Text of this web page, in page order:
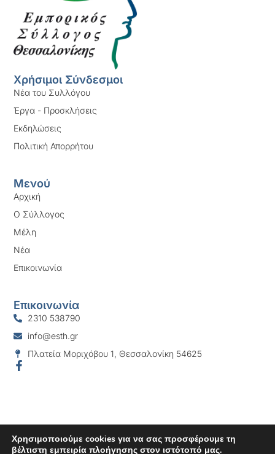
Μενού
Αρχική
Ο Σύλλογος
Μέλη
Νέα
Επικοινωνία
Χρήσιμοι Σύνδεσμοι
Νέα του Συλλόγου
Έργα - Προσκλήσεις
Εκδηλώσεις
Πολιτική Απορρήτου
Επικοινωνία
2310 538790
info@esth.gr
Πλατεία Μοριχόβου 1, Θεσσαλονίκη 54625
Χρησιμοποιούμε cookies για να σας προσφέρουμε τη
βέλτιστη εμπειρία πλοήγησης στον ιστότοπό μας.